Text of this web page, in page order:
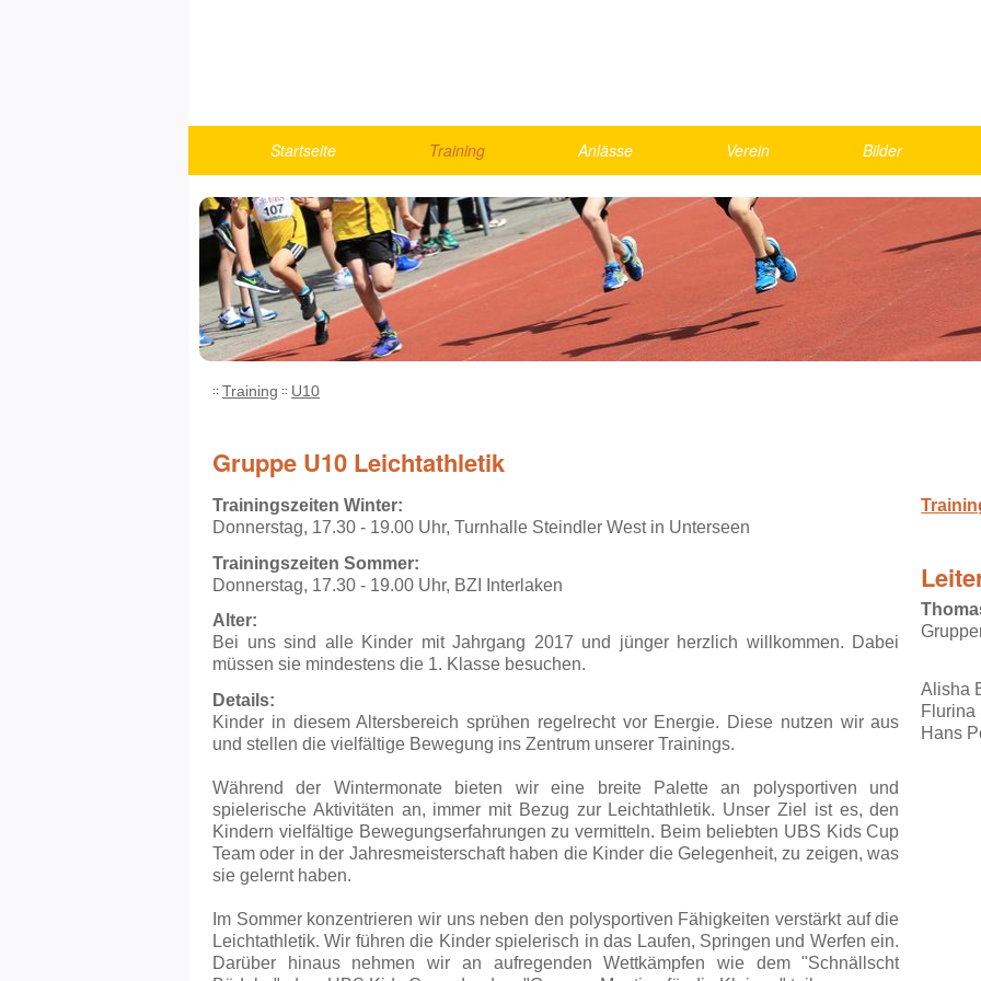
Startseite
Berichte
Training
Turnen
U10
U12
U16
Trainingsweekend
Anlässe
Skirennen
Schnällscht Bödeler
Die Schnällschte Oberländer
UBS Kids Cup
LMM Vorrunde
Verein
Vorstand
Agenda
Jahresmeisterschaft
Rekorde
Bestenliste, Statistik
Bilder
2025
2023
Training U10
Gruppe U10 Leichtathletik
Trainingszeiten Winter:
Donnerstag, 17.30 - 19.00 Uhr, Turnhalle Steindler West in Unterseen
Trainingszeiten Sommer:
Donnerstag, 17.30 - 19.00 Uhr, BZI Interlaken
Alter:
Bei uns sind alle Kinder mit Jahrgang 2017 und jünger herzlich willkommen. Dabei
müssen sie mindestens die 1. Klasse besuchen.
Details:
Kinder in diesem Altersbereich sprühen regelrecht vor Energie. Diese nutzen wir aus
und stellen die vielfältige Bewegung ins Zentrum unserer Trainings.
Während der Wintermonate bieten wir eine breite Palette an polysportiven und
spielerische Aktivitäten an, immer mit Bezug zur Leichtathletik. Unser Ziel ist es, den
Kindern vielfältige Bewegungserfahrungen zu vermitteln. Beim beliebten UBS Kids Cup
Team oder in der Jahresmeisterschaft haben die Kinder die Gelegenheit, zu zeigen, was
sie gelernt haben.
Im Sommer konzentrieren wir uns neben den polysportiven Fähigkeiten verstärkt auf die
Leichtathletik. Wir führen die Kinder spielerisch in das Laufen, Springen und Werfen ein.
Darüber hinaus nehmen wir an aufregenden Wettkämpfen wie dem "Schnällscht
Alisha
Flurina
Hans